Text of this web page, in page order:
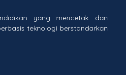
yang mencetak dan
teknologi berstandarkan